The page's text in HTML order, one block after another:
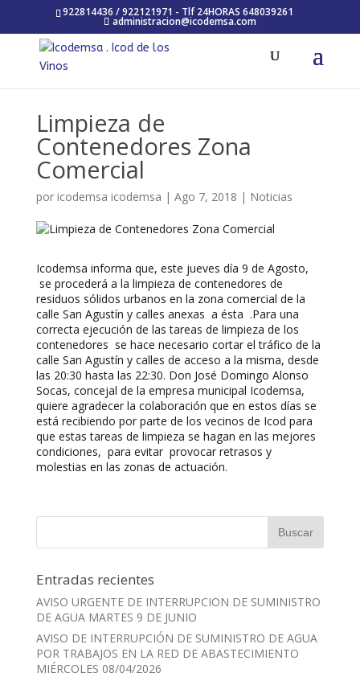
922814436 / 922121971 - Tlf 24HORAS 648039261
administracion@icodemsa.com
Limpieza de
Contenedores Zona
Comercial
por icodemsa icodemsa | Ago 7, 2018 | Noticias
Icodemsa informa que, este jueves día 9 de Agosto,
se procederá a la limpieza de contenedores de
residuos sólidos urbanos en la zona comercial de la
calle San Agustín y calles anexas a ésta .Para una
correcta ejecución de las tareas de limpieza de los
contenedores se hace necesario cortar el tráfico de la
calle San Agustín y calles de acceso a la misma, desde
las 20:30 hasta las 22:30. Don José Domingo Alonso
Socas, concejal de la empresa municipal Icodemsa,
quiere agradecer la colaboración que en estos días se
está recibiendo por parte de los vecinos de Icod para
que estas tareas de limpieza se hagan en las mejores
condiciones, para evitar provocar retrasos y
molestias en las zonas de actuación.
Entradas recientes
AVISO URGENTE DE INTERRUPCION DE SUMINISTRO
DE AGUA MARTES 9 DE JUNIO
AVISO DE INTERRUPCIÓN DE SUMINISTRO DE AGUA
POR TRABAJOS EN LA RED DE ABASTECIMIENTO
MIÉRCOLES 08/04/2026